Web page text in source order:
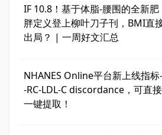
IF 10.8！基于体脂-腰围的全新肥
胖定义登上柳叶刀子刊，BMI直
出局？ | 一周好文汇总
NHANES Online平台新上线指标
-RC-LDL-C discordance，可直接
一键提取！